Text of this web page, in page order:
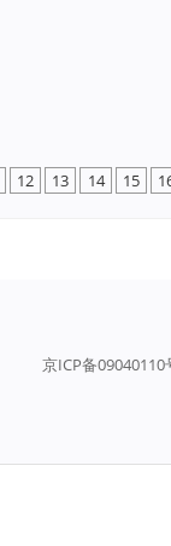
12 13 14 15
京ICP备